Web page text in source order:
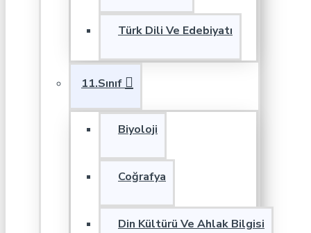
Türk Dili Ve Edebiyatı
11.Sınıf
Biyoloji
Coğrafya
Din Kültürü Ve Ahlak Bilgisi